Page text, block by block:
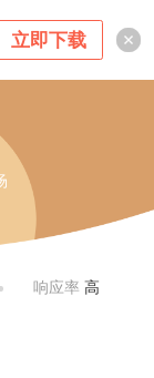
立即下载
响应率 高